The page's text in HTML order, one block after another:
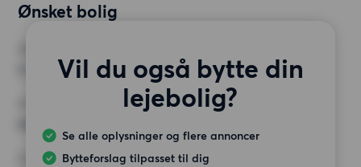
Ønsket bolig
Vil du også bytte din
lejebolig?
Se alle oplysninger og flere annoncer
Bytteforslag tilpasset til dig
3 værelser
MIN. ANTAL KVADRATMETER
MAX HUSLEJE